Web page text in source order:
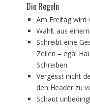
Die Regeln
Am Freitag wird
Wählt aus
Schreibt eine
Zeilen – egal
Schreiben
Vergesst nicht
den Header zu
Schaut